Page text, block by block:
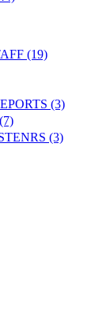
(19)
(3)
(3)